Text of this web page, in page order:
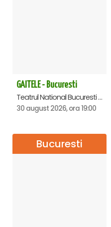
GAITELE - Bucuresti
Teatrul National Bucuresti - Sala Ion Caramitru, Bucuresti
30 august 2026, ora 19:00
Bucuresti